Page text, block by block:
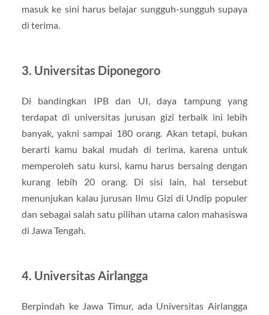
masuk ke sini harus belajar sungguh-sungguh supaya
di terima.
3. Universitas Diponegoro
Di bandingkan IPB dan UI, daya tampung yang
terdapat di universitas jurusan gizi terbaik ini lebih
banyak, yakni sampai 180 orang. Akan tetapi, bukan
berarti kamu bakal mudah di terima, karena untuk
memperoleh satu kursi, kamu harus bersaing dengan
kurang lebih 20 orang. Di sisi lain, hal tersebut
menunjukan kalau jurusan Ilmu Gizi di Undip populer
dan sebagai salah satu pilihan utama calon mahasiswa
di Jawa Tengah.
4. Universitas Airlangga
Berpindah ke Jawa Timur, ada Universitas Airlangga